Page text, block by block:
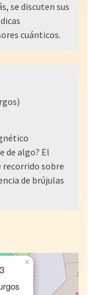
se discuten sus
cuánticos.
de algo? El
recorrido sobre
de brújulas
×